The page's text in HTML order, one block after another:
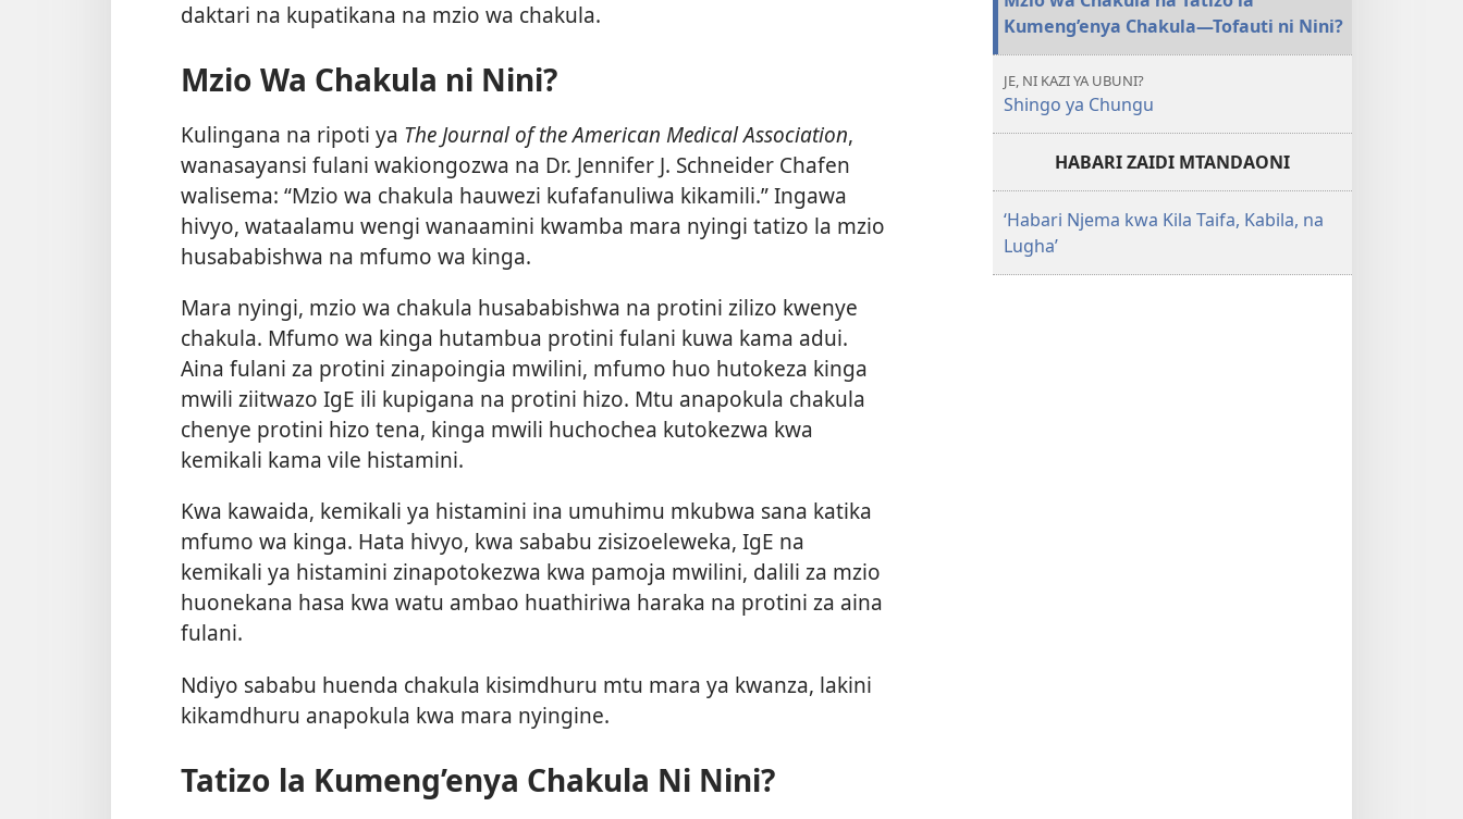
daktari na kupatikana na mzio wa chakula.
Mzio Wa Chakula ni Nini?
Kulingana na ripoti ya The Journal of the American Medical Association,
wanasayansi fulani wakiongozwa na Dr. Jennifer J. Schneider Chafen
walisema: “Mzio wa chakula hauwezi kufafanuliwa kikamili.” Ingawa
hivyo, wataalamu wengi wanaamini kwamba mara nyingi tatizo la mzio
husababishwa na mfumo wa kinga.
Mara nyingi, mzio wa chakula husababishwa na protini zilizo kwenye
chakula. Mfumo wa kinga hutambua protini fulani kuwa kama adui.
Aina fulani za protini zinapoingia mwilini, mfumo huo hutokeza kinga
mwili ziitwazo IgE ili kupigana na protini hizo. Mtu anapokula chakula
chenye protini hizo tena, kinga mwili huchochea kutokezwa kwa
kemikali kama vile histamini.
Kwa kawaida, kemikali ya histamini ina umuhimu mkubwa sana katika
mfumo wa kinga. Hata hivyo, kwa sababu zisizoeleweka, IgE na
kemikali ya histamini zinapotokezwa kwa pamoja mwilini, dalili za mzio
huonekana hasa kwa watu ambao huathiriwa haraka na protini za aina
fulani.
Ndiyo sababu huenda chakula kisimdhuru mtu mara ya kwanza, lakini
kikamdhuru anapokula kwa mara nyingine.
Tatizo la Kumeng’enya Chakula Ni Nini?
Kumeng’enya Chakula—Tofauti ni Nini?
JE, NI KAZI YA UBUNI?
Shingo ya Chungu
HABARI ZAIDI MTANDAONI
‘Habari Njema kwa Kila Taifa, Kabila, na
Lugha’